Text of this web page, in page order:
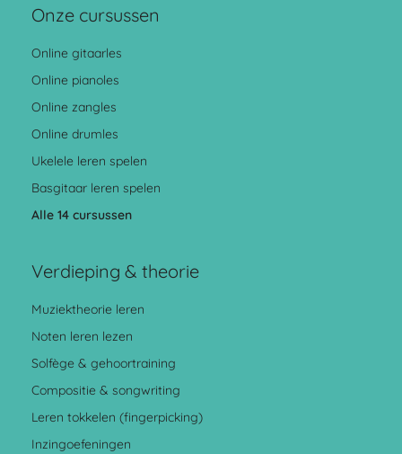
Onze cursussen
Online gitaarles
Online pianoles
Online zangles
Online drumles
Ukelele leren spelen
Basgitaar leren spelen
Alle 14 cursussen
Verdieping & theorie
Muziektheorie leren
Noten leren lezen
Solfège & gehoortraining
Compositie & songwriting
Leren tokkelen (fingerpicking)
Inzingoefeningen